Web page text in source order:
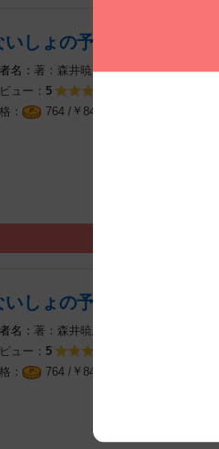
いしょの予習 5
著：森井暁正
ュー： 5
764 / ￥ 840
いしょの予習 6
著：森井暁正
ュー： 5
764 / ￥ 840